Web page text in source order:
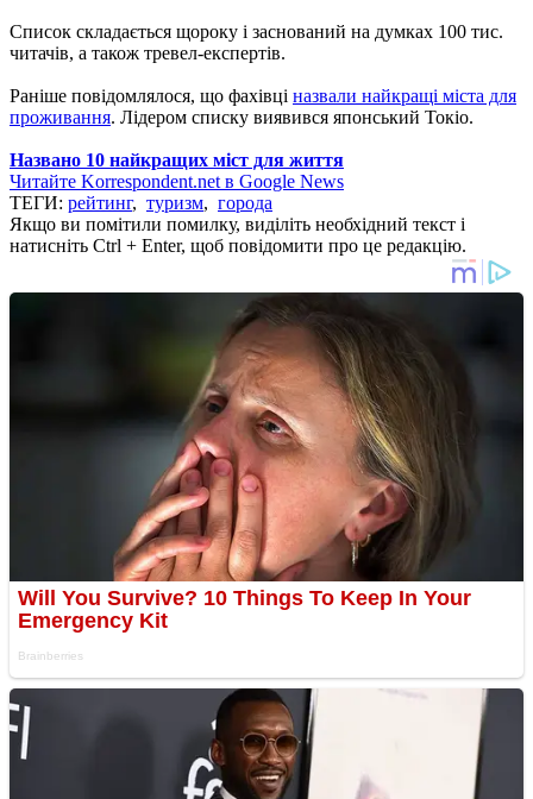
Список складається щороку і заснований на думках 100 тис.
читачів, а також тревел-експертів.
Раніше повідомлялося, що фахівці назвали найкращі міста для
проживання. Лідером списку виявився японський Токіо.
Названо 10 найкращих міст для життя
Читайте Korrespondent.net в Google News
ТЕГИ: рейтинг, туризм, города
Якщо ви помітили помилку, виділіть необхідний текст і
натисніть Ctrl + Enter, щоб повідомити про це редакцію.